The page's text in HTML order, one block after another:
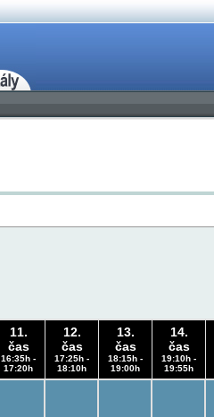
11.
čas
16:35h -
17:20h
12.
čas
17:25h -
18:10h
13.
čas
18:15h -
19:00h
14.
čas
19:10h -
19:55h